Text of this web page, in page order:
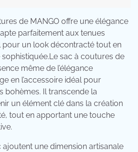
de MANGO offre une élégance
parfaitement aux tenues
pour un look décontracté tout en
sac à coutures de
même de l’élégance
en l’accessoire idéal pour
bohèmes. Il transcende la
un élément clé dans la création
tout en apportant une touche
une dimension artisanale